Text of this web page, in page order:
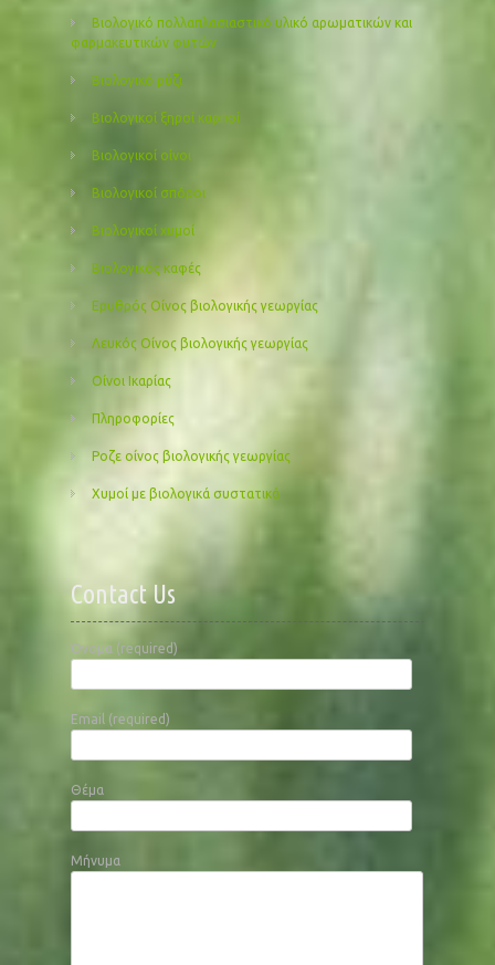
Βιολογικό πολλαπλασιαστικό υλικό αρωματικών και
φαρμακευτικών φυτών
Βιολογικό ρύζι
Βιολογικοί ξηροί καρποί
Βιολογικοί οίνοι
Βιολογικοί σπόροι
Βιολογικοί χυμοί
Βιολογικός καφές
Ερυθρός Οίνος βιολογικής γεωργίας
Λευκός Οίνος βιολογικής γεωργίας
Οίνοι Ικαρίας
Πληροφορίες
Ροζε οίνος βιολογικής γεωργίας
Χυμοί με βιολογικά συστατικά
Contact Us
Όνομα (required)
Email (required)
Θέμα
Μήνυμα